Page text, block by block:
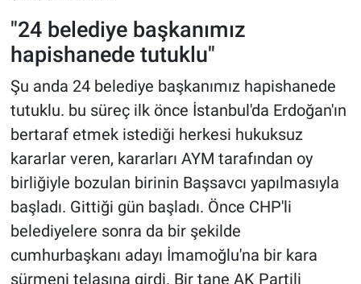
"24 belediye başkanımız
hapishanede tutuklu"
Şu anda 24 belediye başkanımız hapishanede
tutuklu. bu süreç ilk önce İstanbul'da Erdoğan'ın
bertaraf etmek istediği herkesi hukuksuz
kararlar veren, kararları AYM tarafından oy
birliğiyle bozulan birinin Başsavcı yapılmasıyla
başladı. Gittiği gün başladı. Önce CHP'li
belediyelere sonra da bir şekilde
cumhurbaşkanı adayı İmamoğlu'na bir kara
sürmeni telaşına girdi. Bir tane AK Partili